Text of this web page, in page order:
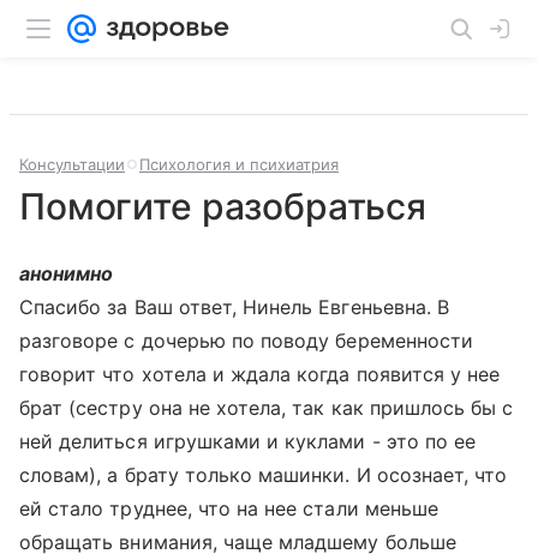
Консультации Психология и психиатрия
Помогите разобраться
анонимно
Спасибо за Ваш ответ, Нинель Евгеньевна. В
разговоре с дочерью по поводу беременности
говорит что хотела и ждала когда появится у нее
брат (сестру она не хотела, так как пришлось бы с
ней делиться игрушками и куклами - это по ее
словам), а брату только машинки. И осознает, что
ей стало труднее, что на нее стали меньше
обращать внимания, чаще младшему больше